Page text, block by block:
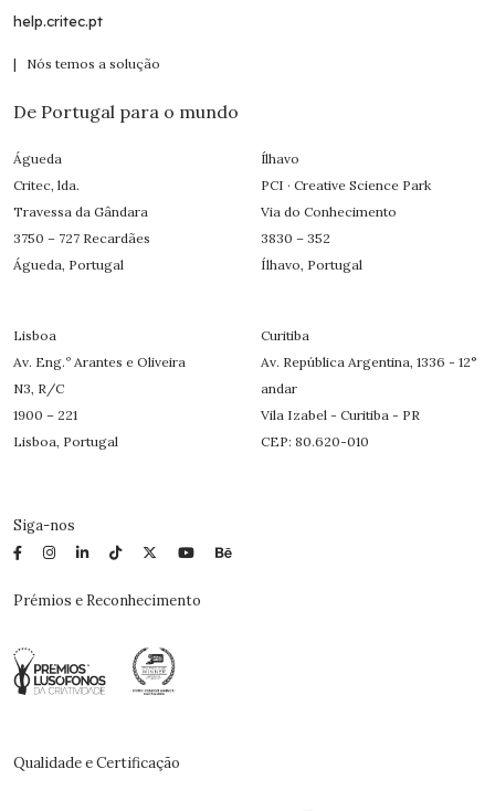
help.critec.pt
| Nós temos a solução
De Portugal para o mundo
Águeda
Critec, lda.
Travessa da Gândara
3750 – 727 Recardães
Águeda, Portugal
Ílhavo
PCI · Creative Science Park
Via do Conhecimento
3830 – 352
Ílhavo, Portugal
Lisboa
Av. Eng.º Arantes e Oliveira
N3, R/C
1900 – 221
Lisboa, Portugal
Curitiba
Av. República Argentina, 1336 - 12°
andar
Vila Izabel - Curitiba - PR
CEP: 80.620-010
Siga-nos
Prémios e Reconhecimento
Qualidade e Certificação